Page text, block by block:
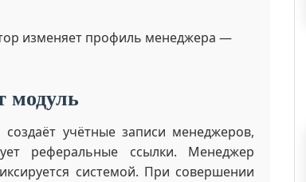
изменяет профиль менеджера —
модуль
учётные записи менеджеров,
реферальные ссылки. Менеджер
системой. При совершении